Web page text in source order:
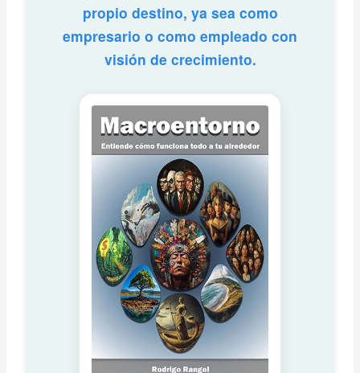
propio destino, ya sea como
empresario o como empleado con
visión de crecimiento.